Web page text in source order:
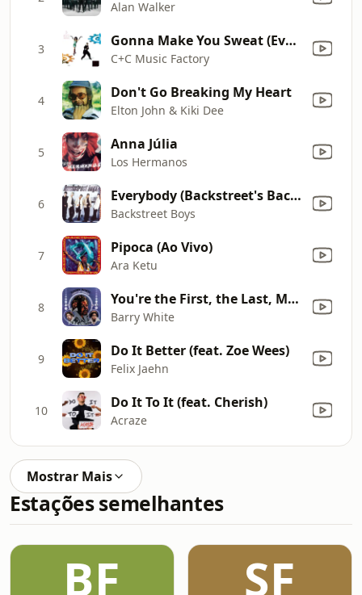
Alan Walker
3 Gonna Make You Sweat (Everybody Dance Now) [feat. Freedom Williams]
C+C Music Factory
4 Don't Go Breaking My Heart
Elton John & Kiki Dee
5 Anna Júlia
Los Hermanos
6 Everybody (Backstreet's Back) [Extended Version]
Backstreet Boys
7 Pipoca (Ao Vivo)
Ara Ketu
8 You're the First, the Last, My Everything
Barry White
9 Do It Better (feat. Zoe Wees)
Felix Jaehn
10 Do It To It (feat. Cherish)
Acraze
Mostrar Mais
Estações semelhantes
BF SF